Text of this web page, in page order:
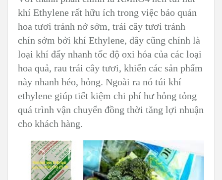
khí Ethylene rất hữu ích trong việc bảo quản
hoa tươi tránh nở sớm, trái cây tươi tránh
chín sớm bởi khí Ethylene, đây cũng chính là
loại khí đẩy nhanh tốc độ oxi hóa của các loại
hoa quả, rau trái cây tươi, khiến các sản phẩm
này nhanh héo, hỏng. Ngoài ra nó túi khí
ethylene giúp tiết kiệm chi phí hư hỏng tỏng
quá trình vận chuyển đồng thời tăng lợi nhuận
cho khách hàng.